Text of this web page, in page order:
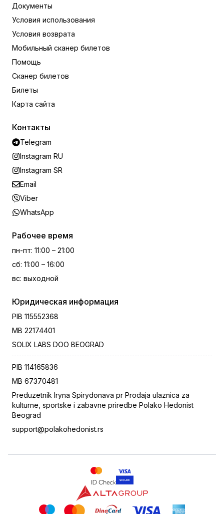
Документы
Условия использования
Условия возврата
Мобильный сканер билетов
Помощь
Сканер билетов
Билеты
Карта сайта
Контакты
Telegram
Instagram RU
Instagram SR
Email
Viber
WhatsApp
Рабочее время
пн-пт: 11:00 – 21:00
сб: 11:00 – 16:00
вс: выходной
Юридическая информация
PIB 115552368
MB 22174401
SOLIX LABS DOO BEOGRAD
PIB 114165836
MB 67370481
Preduzetnik Iryna Spirydonava pr Prodaja ulaznica za
kulturne, sportske i zabavne priredbe Polako Hedonist
Beograd
support@polakohedonist.rs